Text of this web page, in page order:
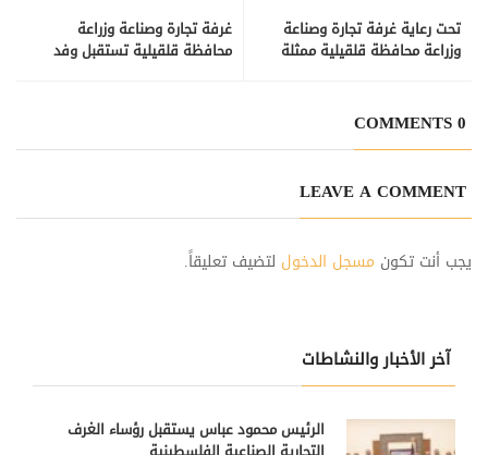
غرفة تجارة وصناعة وزراعة
محافظة قلقيلية تستقبل وفد
تحت رعاية غرفة تجارة وصناعة
وزراعة محافظة قلقيلية ممثلة
الرجالية بفرعه الاول، وذلك بحضور
نائب رئيس الغرفة التجارية كمال
السبع ومدير عام الغرفة محمد
قطقط.
0 COMMENTS
LEAVE A COMMENT
يجب أنت تكون مسجل الدخول لتضيف تعليقاً.
آخر الأخبار والنشاطات
الرئيس محمود عباس يستقبل رؤساء الغرف